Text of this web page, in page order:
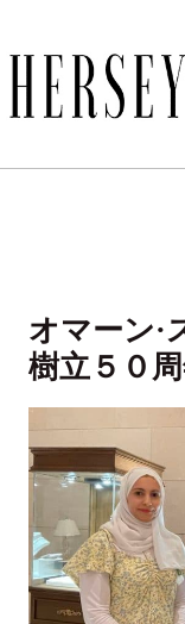
容
を
ス
オマーン
樹立５０